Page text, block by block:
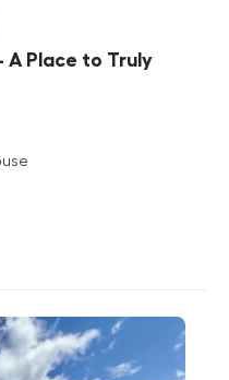
A Place to Truly